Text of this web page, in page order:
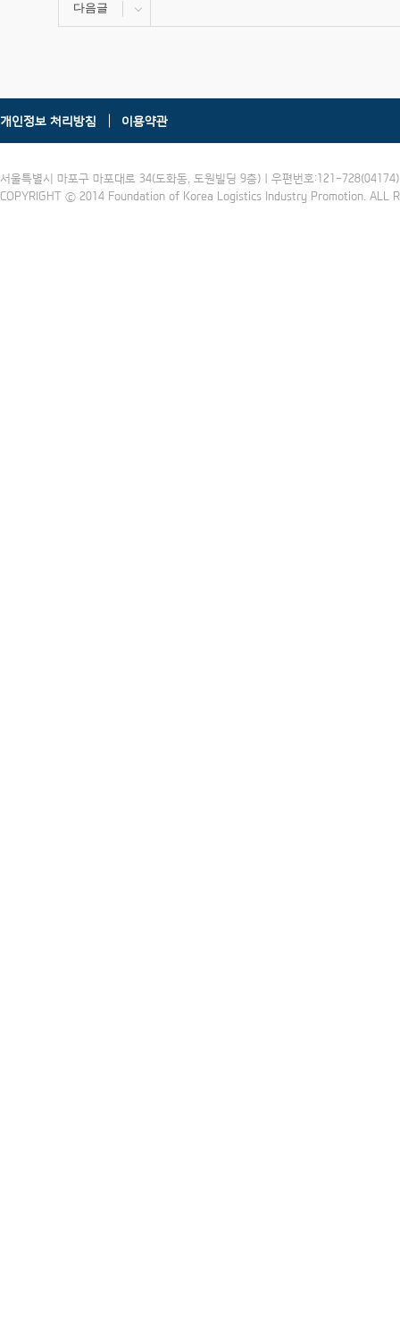
다음글
개인정보 처리방침 이용약관
서울특별시 마포구 마포대로 34(도화동, 도원빌딩 9층) | 우편번호:121-
COPYRIGHT ⓒ 2014 Foundation of Korea Logistics Industry Promotion. ALL